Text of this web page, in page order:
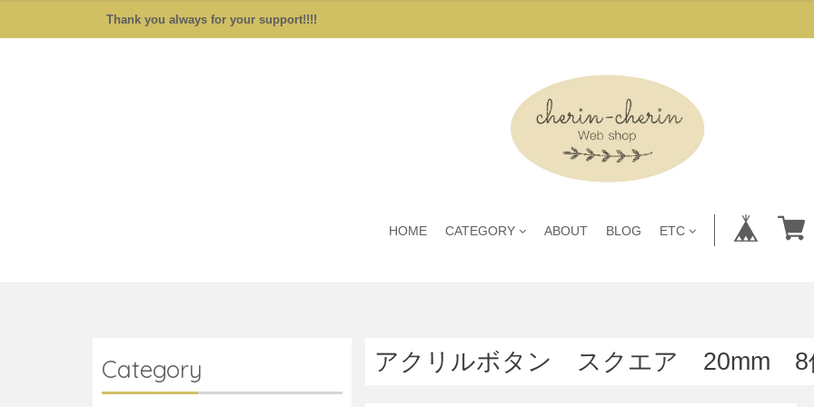
Thank you always for your support!!!!
HOME CATEGORY ABOUT BLOG ETC
アクリルボタン スクエア 20mm 8
Category